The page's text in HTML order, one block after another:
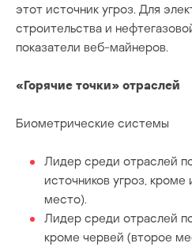
этот источник угроз. Для
строительства и
показатели веб-майнеров.
«Горячие точки» отраслей
Биометрические системы
Лидер среди отраслей
источников угроз, кроме
место).
Лидер среди отраслей
кроме червей (второе